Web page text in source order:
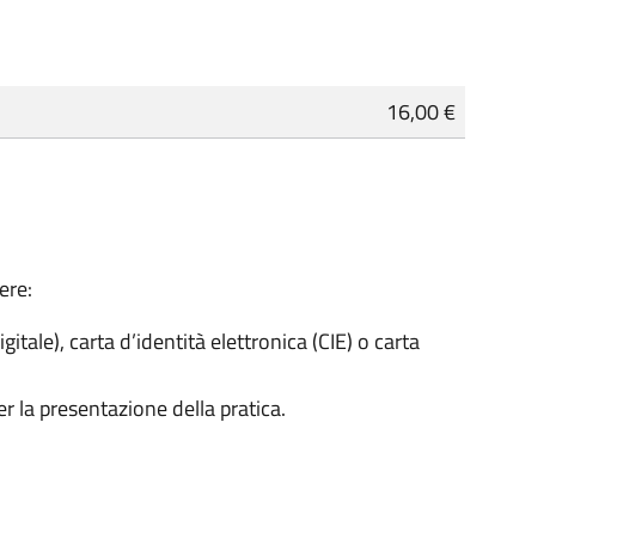
16,00 €
carta d’identità elettronica (CIE) o carta
la presentazione della pratica.